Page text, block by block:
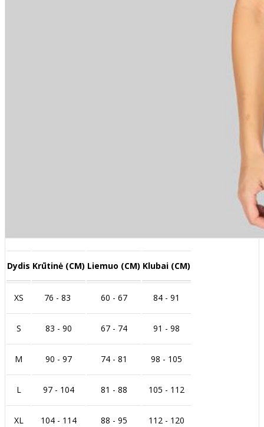
Dydis Krūtinė (CM) Liemuo (CM) Klubai (CM)
XS 76 - 83 60 - 67 84 - 91
S 83 - 90 67 - 74 91 - 98
M 90 - 97 74 - 81 98 - 105
L 97 - 104 81 - 88 105 - 112
XL 104 - 114 88 - 95 112 - 120